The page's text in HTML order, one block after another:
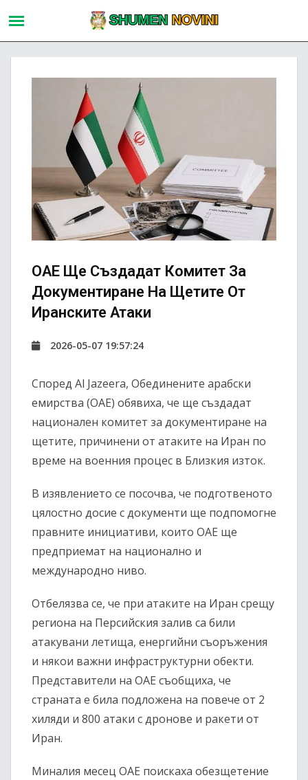
ОАЕ Ще Създадат Комитет За
Документиране На Щетите От
Иранските Атаки
2026-05-07 19:57:24
Според Al Jazeera, Обединените арабски
емирства (ОАЕ) обявиха, че ще създадат
национален комитет за документиране на
щетите, причинени от атаките на Иран по
време на военния процес в Близкия изток.
В изявлението се посочва, че подготвеното
цялостно досие с документи ще подпомогне
правните инициативи, които ОАЕ ще
предприемат на национално и
международно ниво.
Отбелязва се, че при атаките на Иран срещу
региона на Персийския залив са били
атакувани летища, енергийни съоръжения
и някои важни инфраструктурни обекти.
Представители на ОАЕ съобщиха, че
страната е била подложена на повече от 2
хиляди и 800 атаки с дронове и ракети от
Иран.
Миналия месец ОАЕ поискаха обезщетение